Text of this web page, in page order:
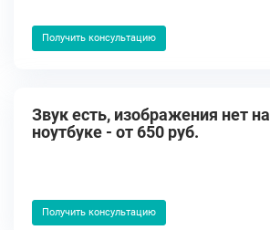
Получить консультацию
Звук есть, изображения нет на
ноутбуке - от 650 руб.
Получить консультацию